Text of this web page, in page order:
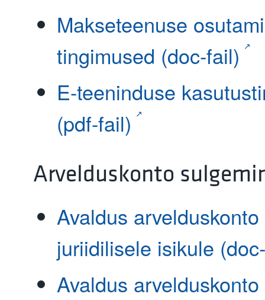
Makseteenuse
tingimused (doc-fail)
E-teeninduse
(pdf-fail)
Arvelduskonto
Avaldus
juriidilisele isikule
Avaldus